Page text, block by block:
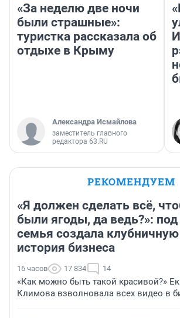
«За неделю две ночи
были страшные»:
туристка рассказала об
отдыхе в Крыму
Александра Исмайлова
заместитель главного
редактора 63.RU
РЕКОМЕНДУЕМ
«Я должен сделать всё,
были ягоды, да ведь?»:
семья создала
история бизнеса
16 часов 17 834 14
«Как можно быть такой красивой?»
Климова взволновала всех видео в